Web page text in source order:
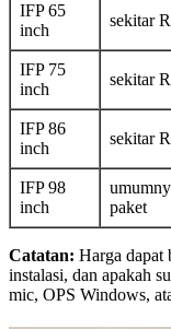
IFP 65
inch
sekitar
IFP 75
inch
sekitar
IFP 86
inch
sekitar
IFP 98
inch
paket
Catatan: Harga dapat
instalasi, dan apakah
mic, OPS Windows,